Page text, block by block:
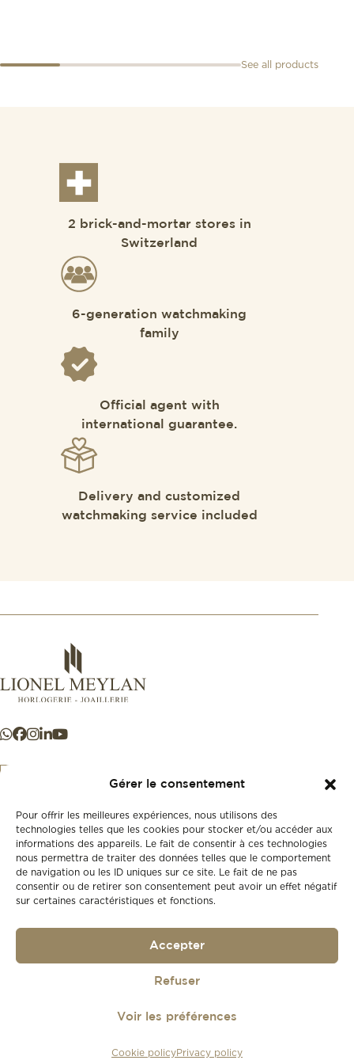
Gérer le consentement
Pour offrir les meilleures expériences, nous utilisons des
technologies telles que les cookies pour stocker et/ou accéder aux
informations des appareils. Le fait de consentir à ces technologies
nous permettra de traiter des données telles que le comportement
de navigation ou les ID uniques sur ce site. Le fait de ne pas
consentir ou de retirer son consentement peut avoir un effet négatif
sur certaines caractéristiques et fonctions.
Accepter
Refuser
Voir les préférences
Cookie policyPrivacy policy
See all products
2 brick-and-mortar stores in
Switzerland
6-generation watchmaking
family
Official agent with
international guarantee.
Delivery and customized
watchmaking service included
New
Second-hand
Our history
Gift card
+41 21 925 50 50
agence web troisdeuxun.ch